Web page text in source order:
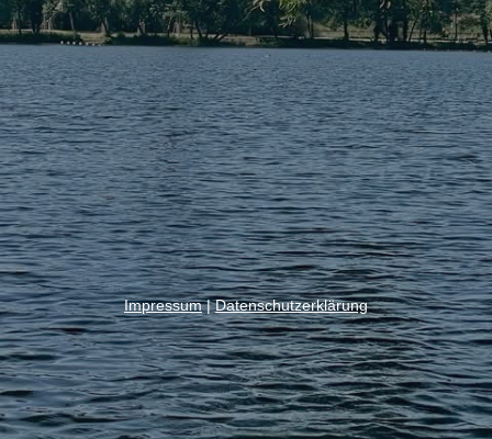
Impressum|Datenschutzerklärung